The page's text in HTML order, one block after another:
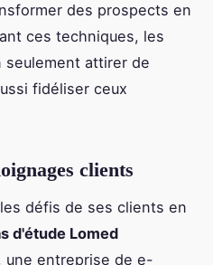
des prospects en
ces techniques, les
attirer de
fidéliser ceux
clients
défis de ses clients en
d'étude Lomed
une entreprise de e-